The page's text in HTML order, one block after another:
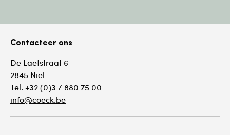
Contacteer ons
De Laetstraat 6
2845 Niel
Tel. +32 (0)3 / 880 75 00
info@coeck.be